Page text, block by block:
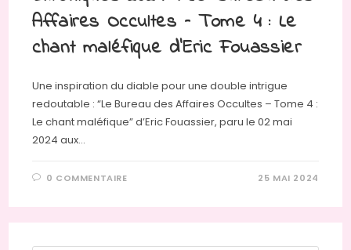
Affaires Occultes – Tome 4 : Le
chant maléfique d’Eric Fouassier
Une inspiration du diable pour une double intrigue
redoutable : “Le Bureau des Affaires Occultes – Tome 4 :
Le chant maléfique” d’Eric Fouassier, paru le 02 mai
2024 aux…
0 COMMENTAIRE 25 MAI 2024